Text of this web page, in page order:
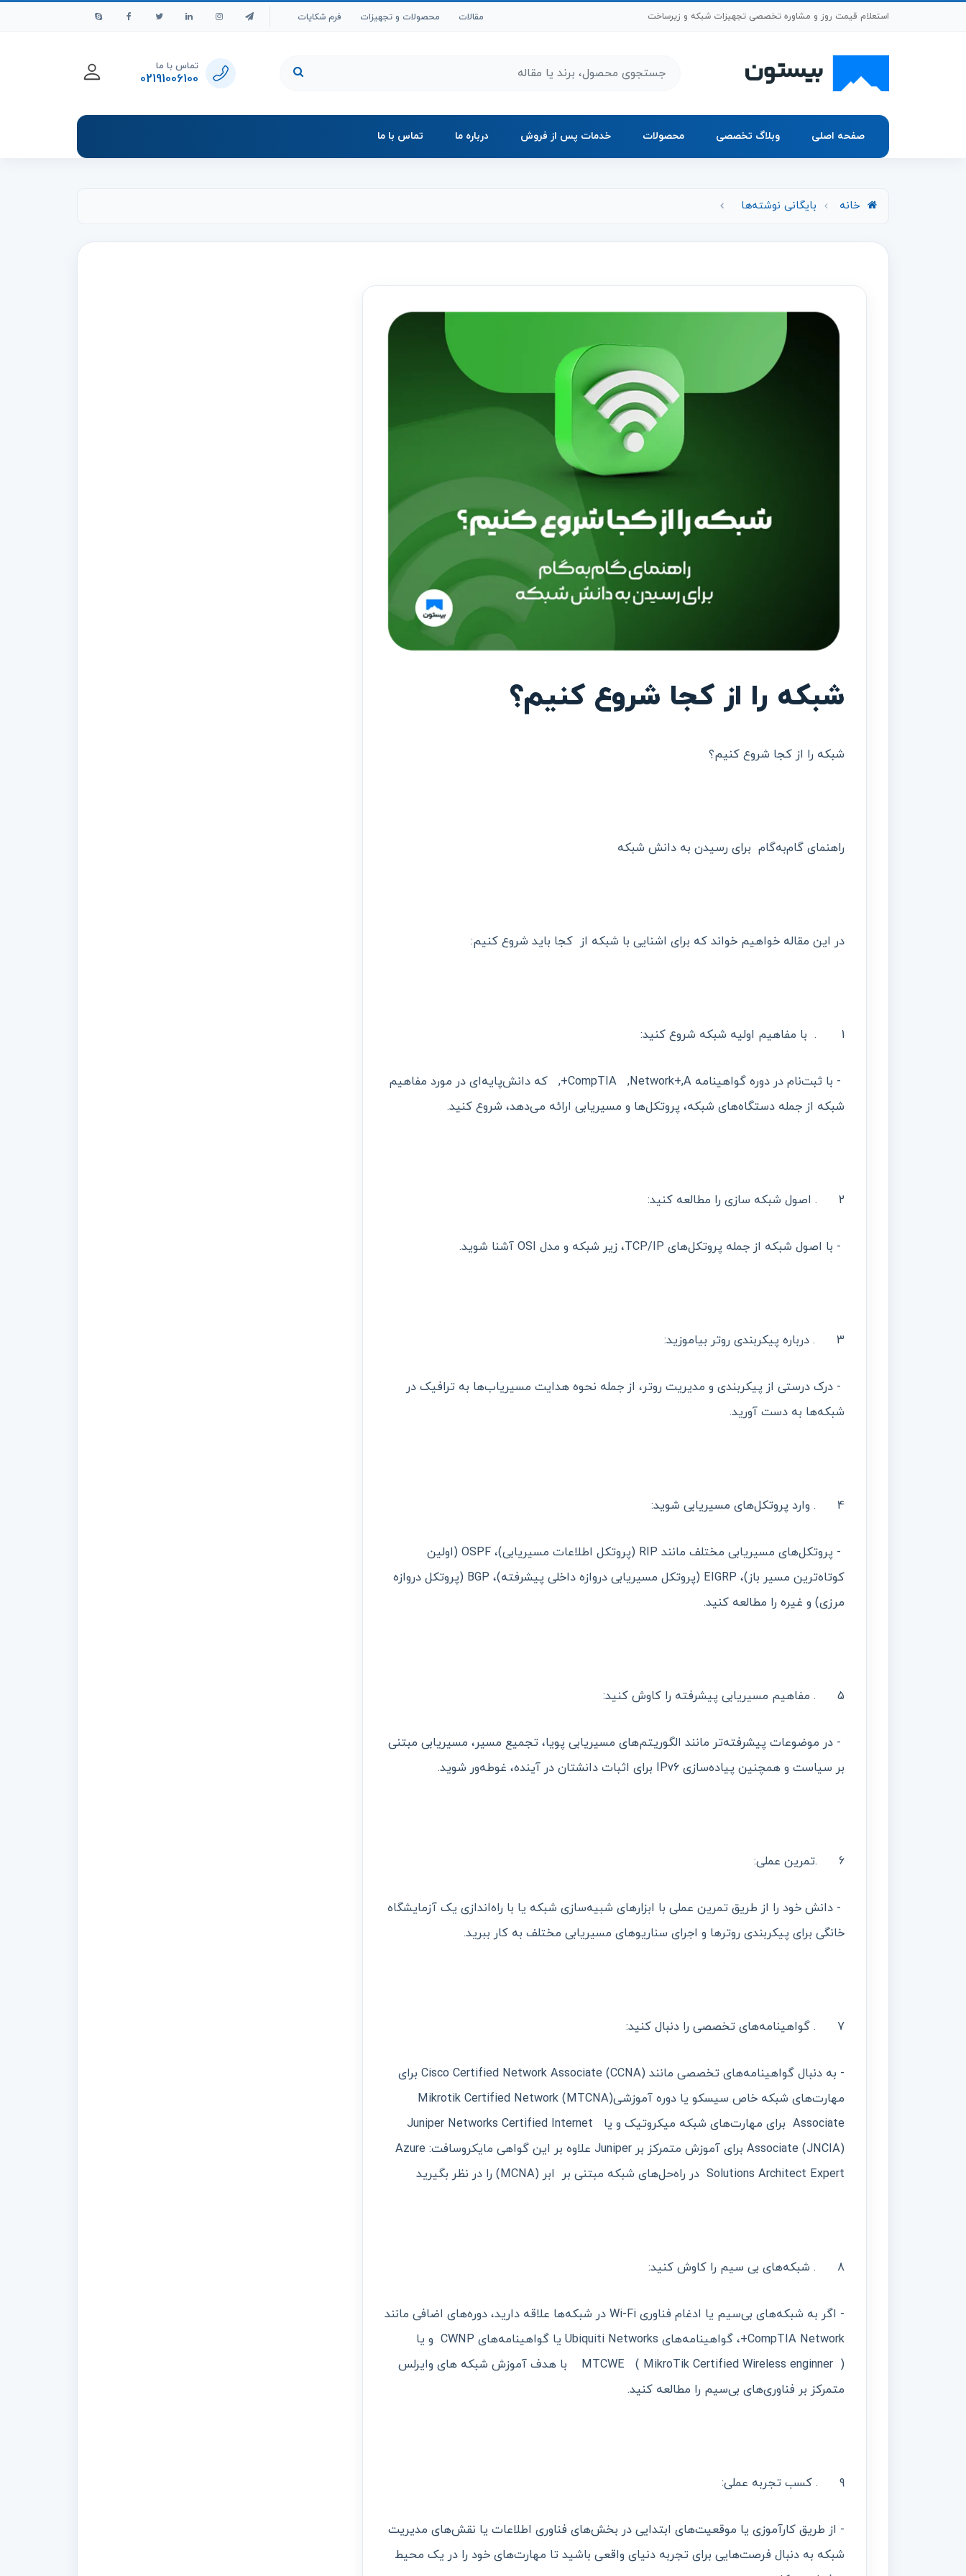
پرش به محتوای اصلیاستعلام قیمت روز و مشاوره تخصصی تجهیزات شبکه و زیرساخت مقالات محصولات و تجهیزات فرم شکایات
تماس با ما
02191006100
صفحه اصلی وبلاگ تخصصی محصولات خدمات پس از فروش درباره ما تماس با ما
خانه بایگانی نوشته‌ها
شبکه را از کجا شروع کنیم؟
شبکه را از کجا شروع کنیم؟
راهنمای گام‌به‌گام برای رسیدن به دانش شبکه
در این مقاله خواهیم خواند که برای اشنایی با شبکه از کجا باید شروع کنیم:
1 . با مفاهیم اولیه شبکه شروع کنید:
- با ثبت‌نام در دوره گواهینامه CompTIA ,Network+,A+, که دانش‌پایه‌ای در مورد مفاهیم
شبکه از جمله دستگاه‌های شبکه، پروتکل‌ها و مسیریابی ارائه می‌دهد، شروع کنید.
2 . اصول شبکه سازی را مطالعه کنید:
- با اصول شبکه از جمله پروتکل‌های TCP/IP، زیر شبکه و مدل OSI آشنا شوید.
3 . درباره پیکربندی روتر بیاموزید:
- درک درستی از پیکربندی و مدیریت روتر، از جمله نحوه هدایت مسیریاب‌ها به ترافیک در
شبکه‌ها به دست آورید.
4 . وارد پروتکل‌های مسیریابی شوید:
- پروتکل‌های مسیریابی مختلف مانند RIP (پروتکل اطلاعات مسیریابی)، OSPF (اولین
کوتاه‌ترین مسیر باز)، EIGRP (پروتکل مسیریابی دروازه داخلی پیشرفته)، BGP (پروتکل دروازه
مرزی) و غیره را مطالعه کنید.
5 . مفاهیم مسیریابی پیشرفته را کاوش کنید:
- در موضوعات پیشرفته‌تر مانند الگوریتم‌های مسیریابی پویا، تجمیع مسیر، مسیریابی مبتنی
بر سیاست و همچنین پیاده‌سازی IPv6 برای اثبات دانشتان در آینده، غوطه‌ور شوید.
6 .تمرین عملی:
- دانش خود را از طریق تمرین عملی با ابزارهای شبیه‌سازی شبکه یا با راه‌اندازی یک آزمایشگاه
خانگی برای پیکربندی روترها و اجرای سناریوهای مسیریابی مختلف به کار ببرید.
7 . گواهینامه‌های تخصصی را دنبال کنید:
- به دنبال گواهینامه‌های تخصصی مانند Cisco Certified Network Associate (CCNA) برای
مهارت‌های شبکه خاص سیسکو یا دوره آموزشی(MTCNA) Mikrotik Certified Network
Associate برای مهارت‌های شبکه میکروتیک و یا Juniper Networks Certified Internet
Associate (JNCIA) برای آموزش متمرکز بر Juniper علاوه بر این گواهی مایکروسافت: Azure
Solutions Architect Expert در راه‌حل‌های شبکه مبتنی بر ابر (MCNA) را در نظر بگیرید
8 . شبکه‌های بی سیم را کاوش کنید:
- اگر به شبکه‌های بی‌سیم یا ادغام فناوری Wi-Fi در شبکه‌ها علاقه دارید، دوره‌های اضافی مانند
CompTIA Network+، گواهینامه‌های Ubiquiti Networks یا گواهینامه‌های CWNP و یا
MTCWE ( MikroTik Certified Wireless enginner ) با هدف آموزش شبکه های وایرلس
متمرکز بر فناوری‌های بی‌سیم را مطالعه کنید.
9 . کسب تجربه عملی:
- از طریق کارآموزی یا موقعیت‌های ابتدایی در بخش‌های فناوری اطلاعات یا نقش‌های مدیریت
شبکه به دنبال فرصت‌هایی برای تجربه دنیای واقعی باشید تا مهارت‌های خود را در یک محیط